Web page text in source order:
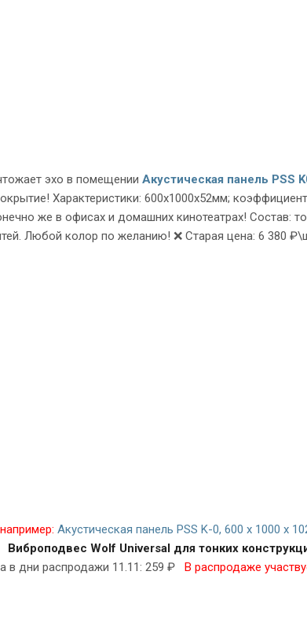
эхо в помещении Акустическая панель PSS
Характеристики: 600х1000х52мм;
же в офисах и домашних кинотеатрах! Состав:
Любой колор по желанию! ❌ Старая цена: 6 380
Акустическая панель PSS K-0, 600 х 1000 х
Виброподвес Wolf Universal для тонких
в дни распродажи 11.11: 259 ₽ В распродаже